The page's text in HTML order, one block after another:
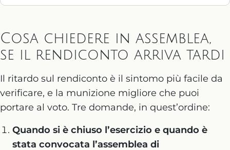
Cosa chiedere in assemblea,
se il rendiconto arriva tardi
Il ritardo sul rendiconto è il sintomo più facile da
verificare, e la munizione migliore che puoi
portare al voto. Tre domande, in quest’ordine:
Quando si è chiuso l’esercizio e quando è
stata convocata l’assemblea di